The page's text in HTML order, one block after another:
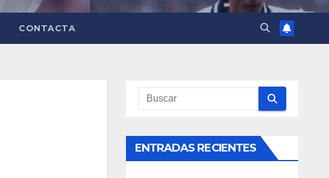
CONTACTA
ENTRADAS RECIENTES